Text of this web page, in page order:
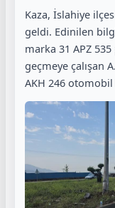
Kaza, İslahiye
geldi. Edinilen
marka 31 APZ
geçmeye çalışan
AKH 246 otomobil